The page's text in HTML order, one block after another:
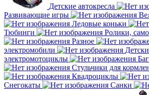
Детские автокресла
Развивающие игры
Ледовые коньки
Тюбинги
Ролики,
Разное
электромобили
электромотоциклы
Стульчики для
Квадроциклы
Снегокаты
Санки